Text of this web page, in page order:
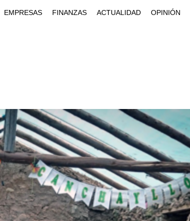
EMPRESAS FINANZAS ACTUALIDAD OPINIÓN